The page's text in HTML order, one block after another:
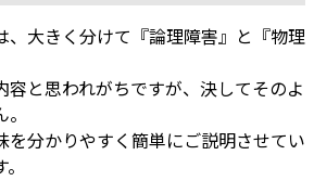
、大きく分けて『論理障害』と『物理
容と思われがちですが、決してそのよ
を分かりやすく簡単にご説明させてい